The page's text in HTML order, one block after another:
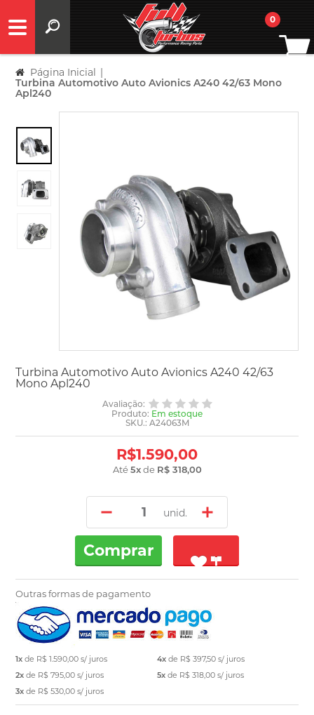
0
Página Inicial |
Turbina Automotivo Auto Avionics A240 42/63 Mono
Apl240
Turbina Automotivo Auto Avionics A240 42/63
Mono Apl240
Avaliação:
Produto: Em estoque
SKU.: A24063M
R$1.590,00
Até5xde R$ 318,00
unid.
Comprar
Outras formas de pagamento
1xde R$ 1.590,00s/ juros
2xde R$ 795,00s/ juros
3xde R$ 530,00s/ juros
4x de R$ 397,50 s/ juros
5x de R$ 318,00 s/ juros